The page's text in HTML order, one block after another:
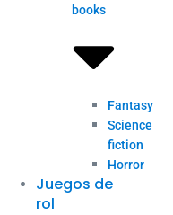
books
Fantasy
Science
fiction
Horror
Juegos de
rol